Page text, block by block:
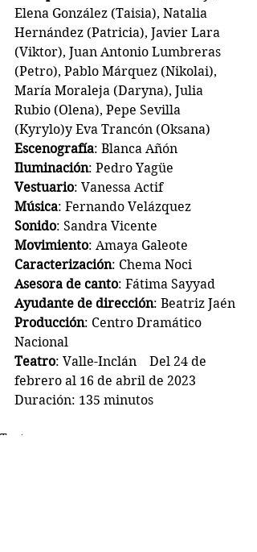
Elena González (Taisia), Natalia
Hernández (Patricia), Javier Lara
(Viktor), Juan Antonio Lumbreras
(Petro), Pablo Márquez (Nikolai),
María Moraleja (Daryna), Julia
Rubio (Olena), Pepe Sevilla
(Kyrylo)y Eva Trancón (Oksana)
Escenografía: Blanca Añón
Iluminación: Pedro Yagüe
Vestuario: Vanessa Actif
Música: Fernando Velázquez
Sonido: Sandra Vicente
Movimiento: Amaya Galeote
Caracterización: Chema Noci
Asesora de canto: Fátima Sayyad
Ayudante de dirección: Beatriz Jaén
Producción: Centro Dramático
Nacional
Teatro: Valle-Inclán    Del 24 de
febrero al 16 de abril de 2023
Duración: 135 minutos
Teatro